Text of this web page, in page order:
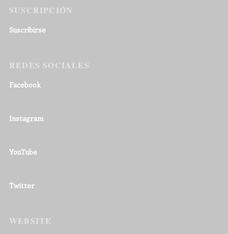
SUSCRIPCIÓN
Suscribirse
REDES SOCIALES
Facebook
Instagram
YouTube
Twitter
WEBSITE